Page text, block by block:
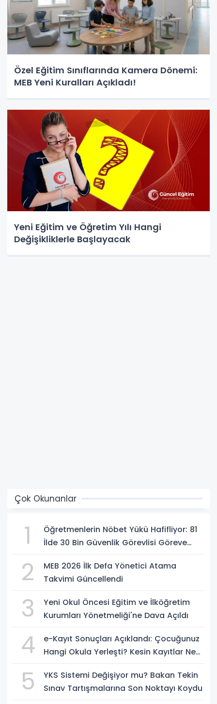
Özel Eğitim Sınıflarında Kamera Dönemi:
MEB Yeni Kuralları Açıkladı!
Yeni Eğitim ve Öğretim Yılı Hangi
Değişikliklerle Başlayacak
Çok Okunanlar
1
Öğretmenlerin Nöbet Yükü Hafifliyor: 81
İlde 30 Bin Güvenlik Görevlisi Göreve
2
MEB 2026 İlk Defa Yönetici Atama
Takvimi Güncellendi
3
Yeni Okul Öncesi Eğitim ve İlköğretim
Kurumları Yönetmeliği'ne Dava Açıldı
4
e-Kayıt Sonuçları Açıklandı: Çocuğunuz
Hangi Okula Yerleşti? Kesin Kayıtlar Ne
5
YKS Sistemi Değişiyor mu? Bakan Tekin
Sınav Tartışmalarına Son Noktayı Koydu